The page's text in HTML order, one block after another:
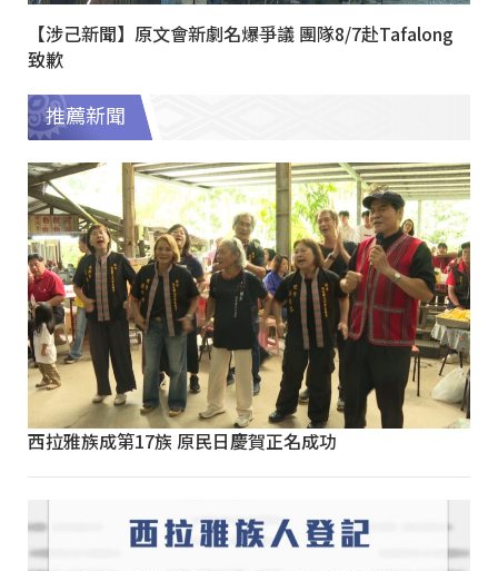
【涉己新聞】原文會新劇名爆爭議 團隊8/7赴Tafalong
致歉
推薦新聞
西拉雅族成第17族 原民日慶賀正名成功